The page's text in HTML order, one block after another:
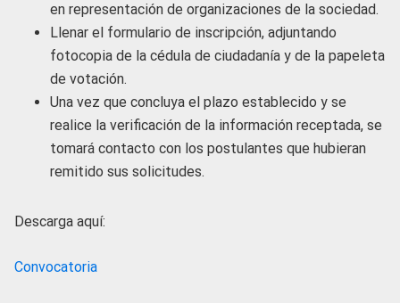
en representación de organizaciones de la sociedad.
Llenar el formulario de inscripción, adjuntando
fotocopia de la cédula de ciudadanía y de la papeleta
de votación.
Una vez que concluya el plazo establecido y se
realice la verificación de la información receptada, se
tomará contacto con los postulantes que hubieran
remitido sus solicitudes.
Descarga aquí:
Convocatoria